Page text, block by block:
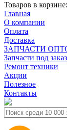
Товаров в корзине:
Главная
О компании
Оплата
Доставка
ЗАПЧАСТИ
Запчасти под заказ
Ремонт техники
Акции
Полезное
Контакты